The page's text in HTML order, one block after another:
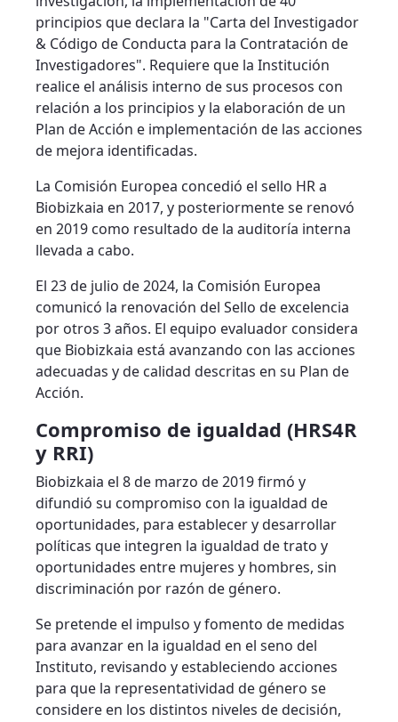
principios que declara la "Carta del Investigador
& Código de Conducta para la Contratación de
Investigadores". Requiere que la Institución
realice el análisis interno de sus procesos con
relación a los principios y la elaboración de un
Plan de Acción e implementación de las acciones
de mejora identificadas.
La Comisión Europea concedió el sello HR a
Biobizkaia en 2017, y posteriormente se renovó
en 2019 como resultado de la auditoría interna
llevada a cabo.
El 23 de julio de 2024, la Comisión Europea
comunicó la renovación del Sello de excelencia
por otros 3 años. El equipo evaluador considera
que Biobizkaia está avanzando con las acciones
adecuadas y de calidad descritas en su Plan de
Acción.
Compromiso de igualdad (HRS4R
y RRI)
Biobizkaia el 8 de marzo de 2019 firmó y
difundió su compromiso con la igualdad de
oportunidades, para establecer y desarrollar
políticas que integren la igualdad de trato y
oportunidades entre mujeres y hombres, sin
discriminación por razón de género.
Se pretende el impulso y fomento de medidas
para avanzar en la igualdad en el seno del
Instituto, revisando y estableciendo acciones
para que la representatividad de género se
considere en los distintos niveles de decisión,